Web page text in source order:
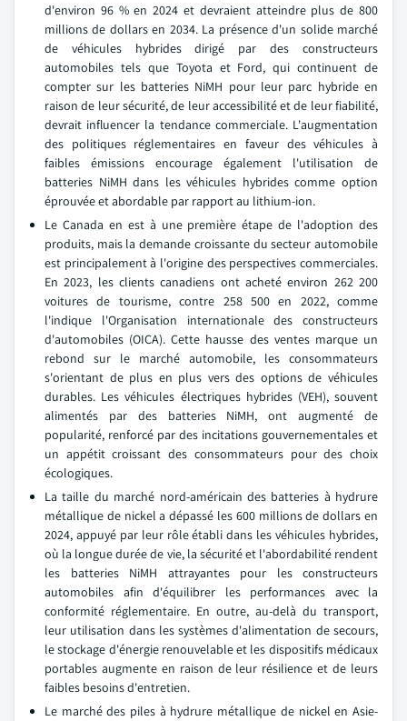
d'environ 96 % en 2024 et devraient atteindre plus de 800
millions de dollars en 2034. La présence d'un solide marché
de véhicules hybrides dirigé par des constructeurs
automobiles tels que Toyota et Ford, qui continuent de
compter sur les batteries NiMH pour leur parc hybride en
raison de leur sécurité, de leur accessibilité et de leur fiabilité,
devrait influencer la tendance commerciale. L'augmentation
des politiques réglementaires en faveur des véhicules à
faibles émissions encourage également l'utilisation de
batteries NiMH dans les véhicules hybrides comme option
éprouvée et abordable par rapport au lithium-ion.
Le Canada en est à une première étape de l'adoption des
produits, mais la demande croissante du secteur automobile
est principalement à l'origine des perspectives commerciales.
En 2023, les clients canadiens ont acheté environ 262 200
voitures de tourisme, contre 258 500 en 2022, comme
l'indique l'Organisation internationale des constructeurs
d'automobiles (OICA). Cette hausse des ventes marque un
rebond sur le marché automobile, les consommateurs
s'orientant de plus en plus vers des options de véhicules
durables. Les véhicules électriques hybrides (VEH), souvent
alimentés par des batteries NiMH, ont augmenté de
popularité, renforcé par des incitations gouvernementales et
un appétit croissant des consommateurs pour des choix
écologiques.
La taille du marché nord-américain des batteries à hydrure
métallique de nickel a dépassé les 600 millions de dollars en
2024, appuyé par leur rôle établi dans les véhicules hybrides,
où la longue durée de vie, la sécurité et l'abordabilité rendent
les batteries NiMH attrayantes pour les constructeurs
automobiles afin d'équilibrer les performances avec la
conformité réglementaire. En outre, au-delà du transport,
leur utilisation dans les systèmes d'alimentation de secours,
le stockage d'énergie renouvelable et les dispositifs médicaux
portables augmente en raison de leur résilience et de leurs
faibles besoins d'entretien.
Le marché des piles à hydrure métallique de nickel en Asie-